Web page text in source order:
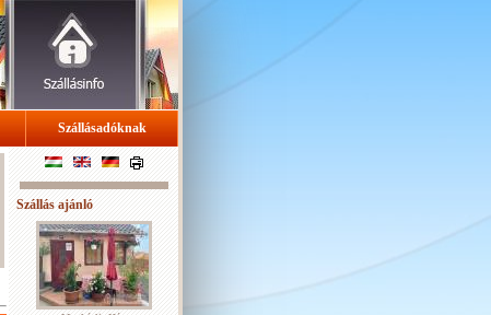
Szállásadóknak
Szállás ajánló